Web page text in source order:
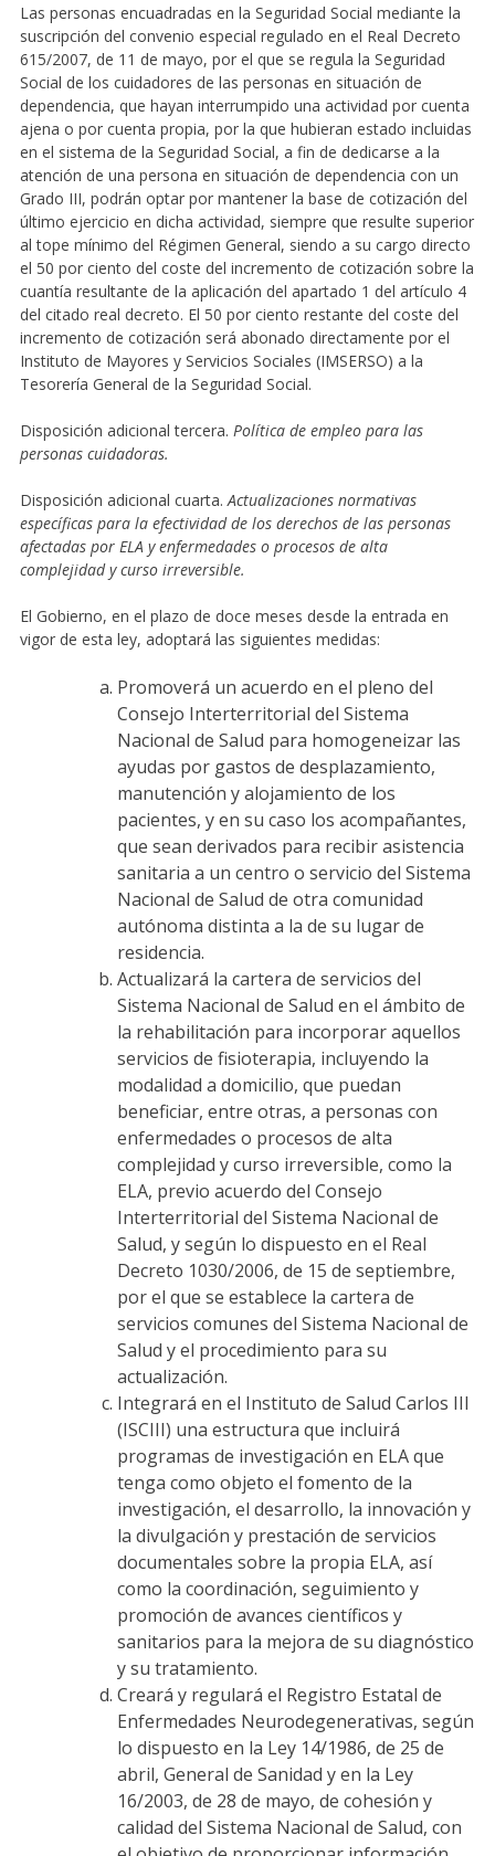
Las personas encuadradas en la Seguridad Social mediante la
suscripción del convenio especial regulado en el Real Decreto
615/2007, de 11 de mayo, por el que se regula la Seguridad
Social de los cuidadores de las personas en situación de
dependencia, que hayan interrumpido una actividad por cuenta
ajena o por cuenta propia, por la que hubieran estado incluidas
en el sistema de la Seguridad Social, a fin de dedicarse a la
atención de una persona en situación de dependencia con un
Grado III, podrán optar por mantener la base de cotización del
último ejercicio en dicha actividad, siempre que resulte superior
al tope mínimo del Régimen General, siendo a su cargo directo
el 50 por ciento del coste del incremento de cotización sobre la
cuantía resultante de la aplicación del apartado 1 del artículo 4
del citado real decreto. El 50 por ciento restante del coste del
incremento de cotización será abonado directamente por el
Instituto de Mayores y Servicios Sociales (IMSERSO) a la
Tesorería General de la Seguridad Social.
Disposición adicional tercera. Política de empleo para las
personas cuidadoras.
Disposición adicional cuarta. Actualizaciones normativas
específicas para la efectividad de los derechos de las personas
afectadas por ELA y enfermedades o procesos de alta
complejidad y curso irreversible.
El Gobierno, en el plazo de doce meses desde la entrada en
vigor de esta ley, adoptará las siguientes medidas:
Promoverá un acuerdo en el pleno del
Consejo Interterritorial del Sistema
Nacional de Salud para homogeneizar las
ayudas por gastos de desplazamiento,
manutención y alojamiento de los
pacientes, y en su caso los acompañantes,
que sean derivados para recibir asistencia
sanitaria a un centro o servicio del Sistema
Nacional de Salud de otra comunidad
autónoma distinta a la de su lugar de
residencia.
Actualizará la cartera de servicios del
Sistema Nacional de Salud en el ámbito de
la rehabilitación para incorporar aquellos
servicios de fisioterapia, incluyendo la
modalidad a domicilio, que puedan
beneficiar, entre otras, a personas con
enfermedades o procesos de alta
complejidad y curso irreversible, como la
ELA, previo acuerdo del Consejo
Interterritorial del Sistema Nacional de
Salud, y según lo dispuesto en el Real
Decreto 1030/2006, de 15 de septiembre,
por el que se establece la cartera de
servicios comunes del Sistema Nacional de
Salud y el procedimiento para su
actualización.
Integrará en el Instituto de Salud Carlos III
(ISCIII) una estructura que incluirá
programas de investigación en ELA que
tenga como objeto el fomento de la
investigación, el desarrollo, la innovación y
la divulgación y prestación de servicios
documentales sobre la propia ELA, así
como la coordinación, seguimiento y
promoción de avances científicos y
sanitarios para la mejora de su diagnóstico
y su tratamiento.
Creará y regulará el Registro Estatal de
Enfermedades Neurodegenerativas, según
lo dispuesto en la Ley 14/1986, de 25 de
abril, General de Sanidad y en la Ley
16/2003, de 28 de mayo, de cohesión y
calidad del Sistema Nacional de Salud, con